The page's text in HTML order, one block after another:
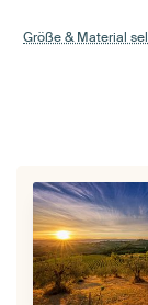
Größe & Material